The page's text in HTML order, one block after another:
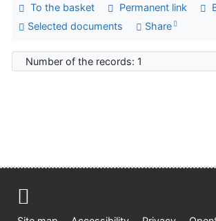
To the basket Permanent link
Selected documents
Share
Number of the records: 1